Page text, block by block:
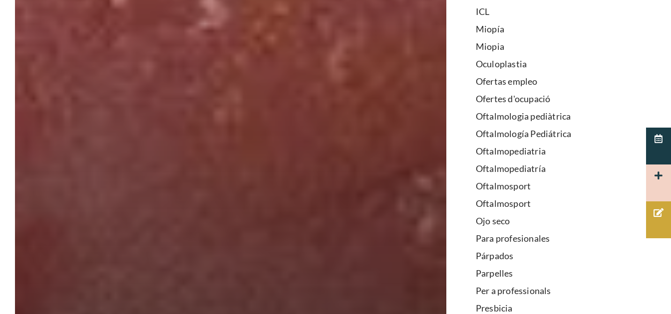
ICL
Miopía
Miopia
Oculoplastia
Ofertas empleo
Ofertes d'ocupació
Oftalmologia pediàtrica
Oftalmología Pediátrica
Oftalmopediatria
Oftalmopediatría
Oftalmosport
Oftalmosport
Ojo seco
Para profesionales
Párpados
Parpelles
Per a professionals
Presbicia